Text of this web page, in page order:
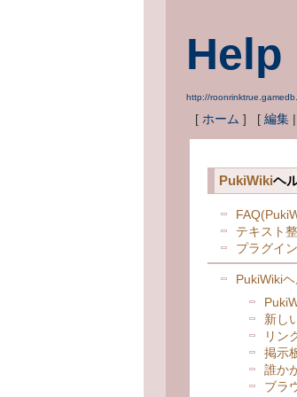
Help
http://
[ ホーム ] [ 編集 |
PukiWikiヘ
テキスト
プラグイ
PukiWiki
新し
リン
掲示
誰か
ブラ